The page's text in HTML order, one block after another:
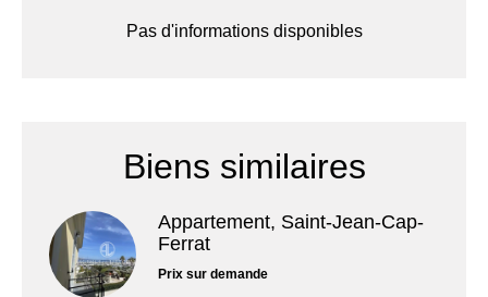
Pas d'informations disponibles
Biens similaires
Appartement, Saint-Jean-Cap-
Ferrat
Prix sur demande